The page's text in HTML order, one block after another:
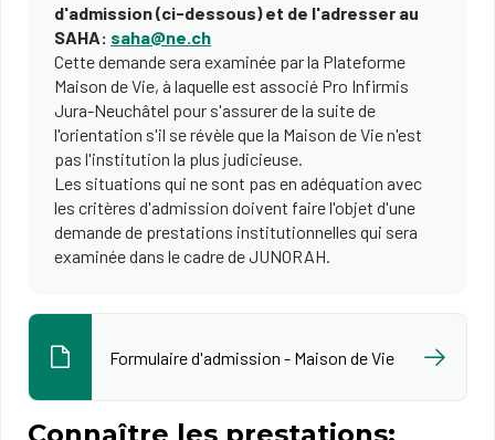
d'admission (ci-dessous) et de l'adresser au
SAHA: saha@ne.ch
Cette demande sera examinée par la Plateforme
Maison de Vie, à laquelle est associé Pro Infirmis
Jura-Neuchâtel pour s'assurer de la suite de
l'orientation s'il se révèle que la Maison de Vie n'est
pas l'institution la plus judicieuse.
Les situations qui ne sont pas en adéquation avec
les critères d'admission doivent faire l'objet d'une
demande de prestations institutionnelles qui sera
examinée dans le cadre de JUNORAH.
Formulaire d'admission - Maison de Vie